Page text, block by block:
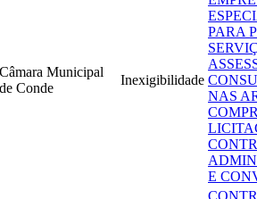
Câmara Municipal
de Conde
Inexigibilidade
PARA
NAS
E